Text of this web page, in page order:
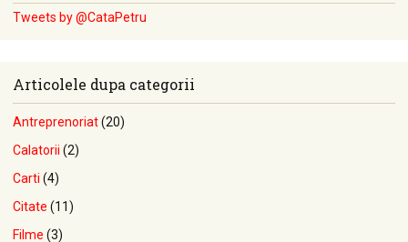
Tweets by @CataPetru
Articolele dupa categorii
Antreprenoriat(20)
Calatorii (2)
Carti (4)
Citate (11)
Filme (3)